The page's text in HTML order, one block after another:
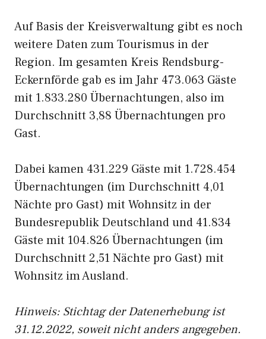
Auf Basis der Kreisverwaltung gibt es noch
weitere Daten zum Tourismus in der
Region. Im gesamten Kreis Rendsburg-
Eckernförde gab es im Jahr 473.063 Gäste
mit 1.833.280 Übernachtungen, also im
Durchschnitt 3,88 Übernachtungen pro
Gast.
Dabei kamen 431.229 Gäste mit 1.728.454
Übernachtungen (im Durchschnitt 4,01
Nächte pro Gast) mit Wohnsitz in der
Bundesrepublik Deutschland und 41.834
Gäste mit 104.826 Übernachtungen (im
Durchschnitt 2,51 Nächte pro Gast) mit
Wohnsitz im Ausland.
Hinweis: Stichtag der Datenerhebung ist
31.12.2022, soweit nicht anders angegeben.